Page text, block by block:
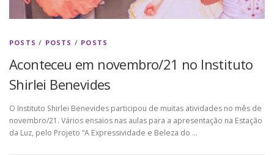
POSTS / POSTS / POSTS
Aconteceu em novembro/21 no Instituto
Shirlei Benevides
O Instituto Shirlei Benevides participou de muitas atividades no mês de
novembro/21. Vários ensaios nas aulas para a apresentação na Estação
da Luz, pelo Projeto “A Expressividade e Beleza do …